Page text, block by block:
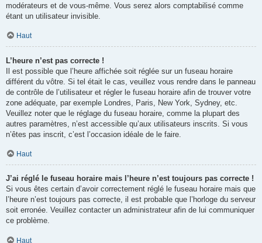
modérateurs et de vous-même. Vous serez alors comptabilisé comme
étant un utilisateur invisible.
Haut
L’heure n’est pas correcte !
Il est possible que l’heure affichée soit réglée sur un fuseau horaire
différent du vôtre. Si tel était le cas, veuillez vous rendre dans le panneau
de contrôle de l’utilisateur et régler le fuseau horaire afin de trouver votre
zone adéquate, par exemple Londres, Paris, New York, Sydney, etc.
Veuillez noter que le réglage du fuseau horaire, comme la plupart des
autres paramètres, n’est accessible qu’aux utilisateurs inscrits. Si vous
n’êtes pas inscrit, c’est l’occasion idéale de le faire.
Haut
J’ai réglé le fuseau horaire mais l’heure n’est toujours pas correcte !
Si vous êtes certain d’avoir correctement réglé le fuseau horaire mais que
l’heure n’est toujours pas correcte, il est probable que l’horloge du serveur
soit erronée. Veuillez contacter un administrateur afin de lui communiquer
ce problème.
Haut